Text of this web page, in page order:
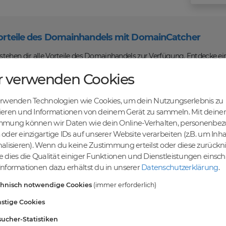
des Domainhandels mit DomainCatcher
dir alle Vorteile des Domainhandels zur Verfügung. Entdecke
kaufen, verkaufen und recyceln kannst. Profitiere von
Abwicklung und sicheren Domaintransfers.
Online-Erfolg mit DomainCatcher
Schlüssel zum Online-Erfolg. Mit unserem breiten Angebot an
deine Zielgruppe gezielt ansprechen. Nutze die Möglichkeit,
zu steigern.
vielfältigen Auswahl an Domains
du eine breite Auswahl an erstklassigen Domains, die darauf
Möglichkeiten, um deine Online-Präsenz zu stärken und
Gemeinsam realisieren wir deinen Erfolg im Online-Bereich.
verwenden Cookies
Technologien wie Cookies, um dein Nutzungserlebnis zu
und Informationen von deinem Gerät zu sammeln. Mit deiner
können wir Daten wie dein Online-Verhalten,
einzigartige IDs auf unserer Website verarbeiten (z.B. um
Wenn du keine Zustimmung erteilst oder diese
dies die Qualität einiger Funktionen und Dienstleistungen
dazu erhältst du in unsererDatenschutzerklärung.
notwendige Cookies (immer erforderlich)
Cookies
Statistiken